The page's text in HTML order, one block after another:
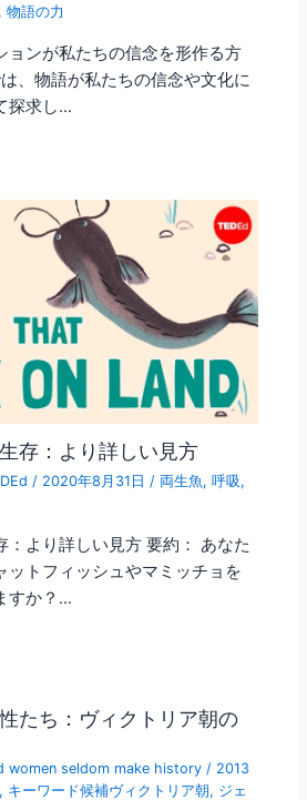
,物語の力
ョンが私たちの信念を形作る方
、物語が私たちの信念や文化に
探求し…
存：より詳しい見方
/ 2020年8月31日/両生魚,呼吸,
：より詳しい見方 要約： あなた
ットフィッシュやマミッチョを
すか？…
たち：ヴィクトリア朝の
women seldom make history / 2013
, キーワード候補ヴィクトリア朝, ジェ